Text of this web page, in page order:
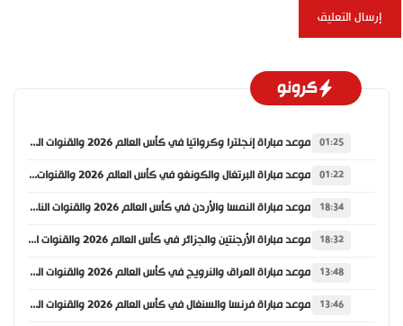
كرونو
01:25 موعد مباراة إنجلترا وكرواتيا في كأس العالم 2026 والقنوات الناقلة
01:22 موعد مباراة البرتغال والكونغو في كأس العالم 2026 والقنوات الناقلة
18:34 موعد مباراة النمسا والأردن في كأس العالم 2026 والقنوات الناقلة
18:32 موعد مباراة الأرجنتين والجزائر في كأس العالم 2026 والقنوات الناقلة
13:48 موعد مباراة العراق والنرويج في كأس العالم 2026 والقنوات الناقلة
13:46 موعد مباراة فرنسا والسنغال في كأس العالم 2026 والقنوات الناقلة